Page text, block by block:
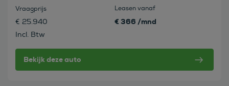
Vraagprijs
€ 25.940
Incl. Btw
Leasen vanaf
€ 366 /mnd
Bekijk deze auto